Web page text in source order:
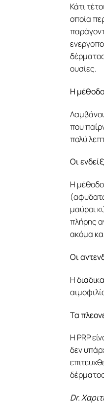
Κάτι
οποία
ουσίες.
Η
που
πολύ
Οι
Η
μαύροι
πλήρης
ακόμα
Οι
Η
Τα
Η PRP
δεν
Dr.